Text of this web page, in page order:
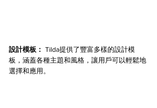
設計模板： Tilda提供了豐富多樣的設計模
板，涵蓋各種主題和風格，讓用戶可以輕鬆地
選擇和應用。